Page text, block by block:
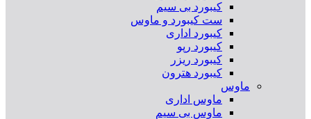
کیبورد بی سیم
ست کیبورد و ماوس
کیبورد اداری
کیبورد رپو
کیبورد ریزر
کیبورد هترون
ماوس
ماوس اداری
ماوس بی سیم